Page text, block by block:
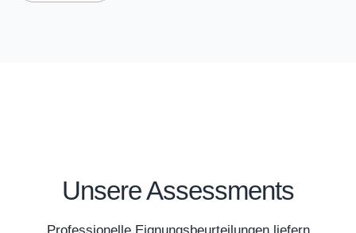
Unsere Assessments